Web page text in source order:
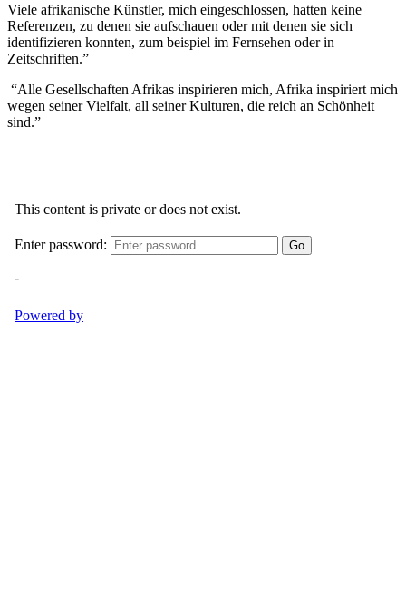
Viele afrikanische Künstler, mich eingeschlossen, hatten keine
Referenzen, zu denen sie aufschauen oder mit denen sie sich
identifizieren konnten, zum beispiel im Fernsehen oder in
Zeitschriften.”
“Alle Gesellschaften Afrikas inspirieren mich, Afrika inspiriert mich
wegen seiner Vielfalt, all seiner Kulturen, die reich an Schönheit
sind.”